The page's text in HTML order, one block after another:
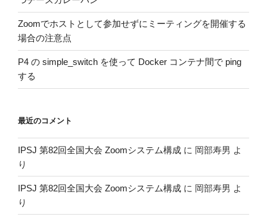
Zoomでホストとして参加せずにミーティングを開催する
場合の注意点
P4 の simple_switch を使って Docker コンテナ間で ping
する
最近のコメント
IPSJ 第82回全国大会 Zoomシステム構成 に 岡部寿男 よ
り
IPSJ 第82回全国大会 Zoomシステム構成 に 岡部寿男 よ
り